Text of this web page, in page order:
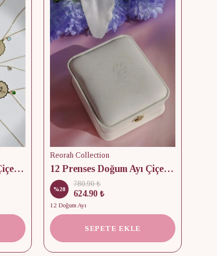
12 Prenses Doğum Ayı Çiçek & Taş 925 Gümüş Kolye
Reorah Collection
12 Prenses Doğum Ayı Çiçek Baskılı Takı Kutusu
%20
780.90 ₺
624.90 ₺
12 Doğum Ayı
SEPETE EKLE